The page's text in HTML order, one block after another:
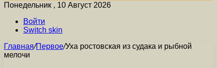
Понедельник , 10 Август 2026
Войти
Switch skin
Главная/Первое/Уха ростовская из судака и рыбной
мелочи